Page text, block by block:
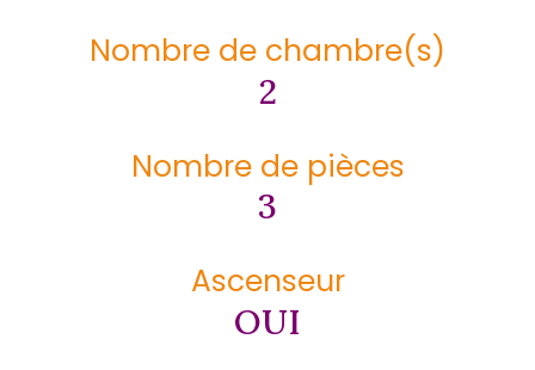
Nombre de chambre(s)
2
Nombre de pièces
3
Ascenseur
OUI